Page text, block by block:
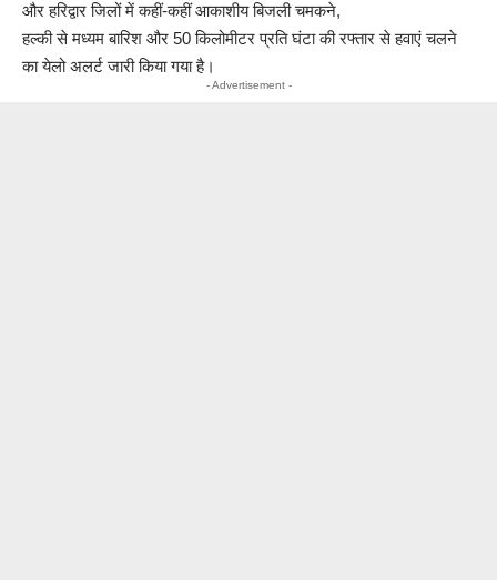
और हरिद्वार जिलों में कहीं-कहीं आकाशीय बिजली चमकने,
हल्की से मध्यम बारिश और 50 किलोमीटर प्रति घंटा की रफ्तार से हवाएं चलने
का येलो अलर्ट जारी किया गया है।
- Advertisement -